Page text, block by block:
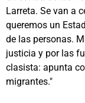
Larreta. Se van a
queremos un
de las personas.
justicia y por las
clasista: apunta
migrantes."